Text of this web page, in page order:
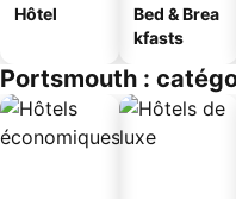
Hôtel
Bed & Brea
kfasts
Portsmouth :